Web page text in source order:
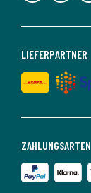
ZAHLUNGSARTEN
LIEFERPARTNER